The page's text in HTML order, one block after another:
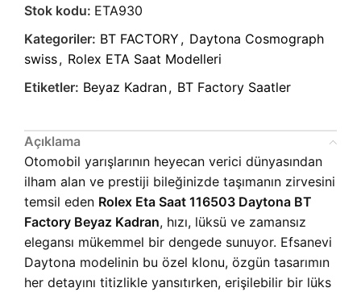
Stok kodu: ETA930
Kategoriler: BT FACTORY , Daytona Cosmograph
swiss, Rolex ETA Saat Modelleri
Etiketler: Beyaz Kadran, BT Factory Saatler
Açıklama
Otomobil yarışlarının heyecan verici dünyasından
ilham alan ve prestiji bileğinizde taşımanın zirvesini
temsil eden Rolex Eta Saat 116503 Daytona BT
Factory Beyaz Kadran, hızı, lüksü ve zamansız
elegansı mükemmel bir dengede sunuyor. Efsanevi
Daytona modelinin bu özel klonu, özgün tasarımın
her detayını titizlikle yansıtırken, erişilebilir bir lüks